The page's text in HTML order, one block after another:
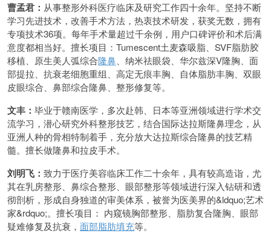
曹孟君： 从事整形外科医疗临床及研究工作四十余年。坚持不断
学习先进技术，改善手术方法，热衷技术研发，获奖无数，拥有
专项技术36项。每年手术量超过千余例，用户口碑评价和术后满
意度都相当好。擅长项目：Tumescent土麦森吸脂、SVF脂肪胶
移植、原生美人弧综合隆鼻 、纳米祛眼袋、华尔兹深V隆胸、面
部提拉、抗衰老细胞重组、高定无痕丰胸、自体脂肪丰胸、双眼
皮眼综合、鼻部综合隆鼻、整形修复等。
文丰： 毕业于赣南医学，多次赴韩、日本等亚洲领域进行学术交
流学习，潜心研究外科整形技艺，结合国际达拉斯隆鼻理念，从
亚洲人种的骨相特制着手，充分放大达拉斯综合隆鼻的技艺精
髓。擅长做隆鼻和拉皮手术。
刘明飞： 致力于医疗美容临床工作二十余年，具有较高造诣，尤
其在乳房整形、鼻综合整形、眼部整形等领域进行深入钻研和透
彻剖析，形成自身独道的审美体系，被誉为医美界的&ldquo;艺术
家&rdquo;。擅长项目： 内窥镜胸部整形、脂肪复合隆胸、眼部
疑难修复及抗衰， 面部脂肪填充等。